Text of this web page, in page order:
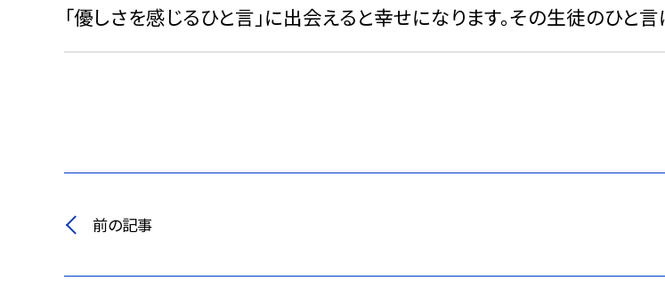
「優しさを感じるひと言」に出会えると幸せになります。その生徒のひと言に
前の記事